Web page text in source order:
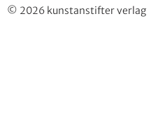
© 2026 kunstanstifter verlag